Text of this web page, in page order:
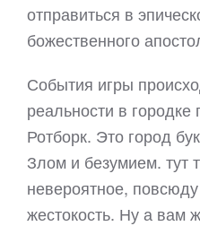
отправиться в
божественного
События игры
реальности в
Ротборк. Это город
Злом и безумием. тут
невероятное,
жестокость. Ну а вам